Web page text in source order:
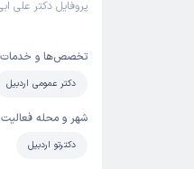
پروفایل دکتر علی
تخصص‌ها و خدمات
دکتر عمومی اردبیل
شهر و محله فعالیت
دکترتو اردبیل